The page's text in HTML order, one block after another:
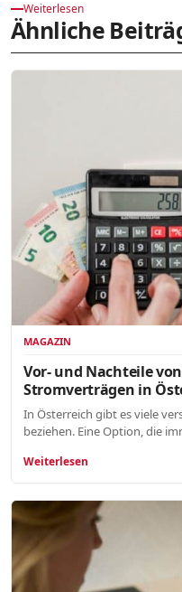
Weiterlesen
Ähnliche
MAGAZIN
Vor- und Nachteile
Stromverträgen in
In Österreich gibt es viele
beziehen. Eine Option, die
Weiterlesen